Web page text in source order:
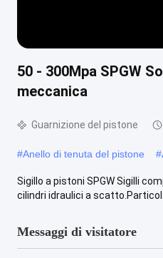
50 - 300Mpa SPGW
meccanica
Guarnizione del pistone
#Anello di tenuta del pistone #
Sigillo a pistoni SPGW Sigilli
cilindri idraulici a
Messaggi di visitatore